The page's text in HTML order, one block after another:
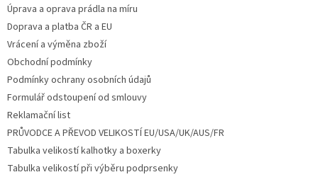
Úprava a oprava prádla na míru
Doprava a platba ČR a EU
Vrácení a výměna zboží
Obchodní podmínky
Podmínky ochrany osobních údajů
Formulář odstoupení od smlouvy
Reklamační list
PRŮVODCE A PŘEVOD VELIKOSTÍ EU/USA/UK/AUS/FR
Tabulka velikostí kalhotky a boxerky
Tabulka velikostí při výběru podprsenky